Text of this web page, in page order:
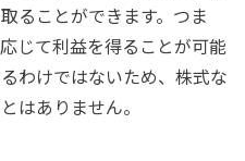
ることができます。つま
じて利益を得ることが可能
わけではないため、株式な
はありません。